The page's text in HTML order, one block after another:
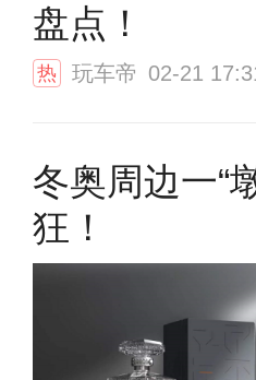
盘点！
热 玩车帝 02-21
冬奥周边一“
狂！